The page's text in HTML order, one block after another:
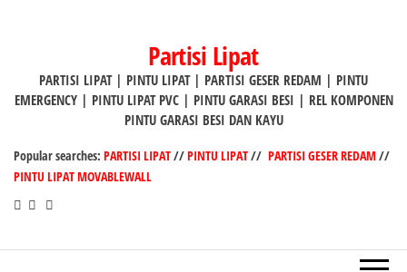
Partisi Lipat
PARTISI LIPAT | PINTU LIPAT | PARTISI GESER REDAM | PINTU
EMERGENCY | PINTU LIPAT PVC | PINTU GARASI BESI | REL KOMPONEN
PINTU GARASI BESI DAN KAYU
Popular searches: PARTISI LIPAT//PINTU LIPAT// PARTISI GESER REDAM//
PINTU LIPAT MOVABLEWALL